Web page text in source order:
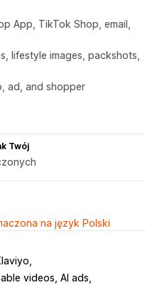
App, TikTok Shop, email,
lifestyle images, packshots,
ad, and shopper
Twój
na język Polski
videos, AI ads